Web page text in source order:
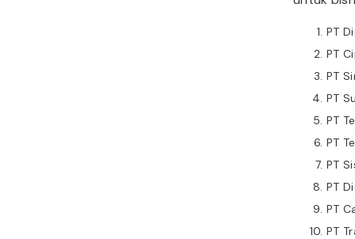
PT
PT
PT
PT
PT
PT
PT
PT
PT
PT